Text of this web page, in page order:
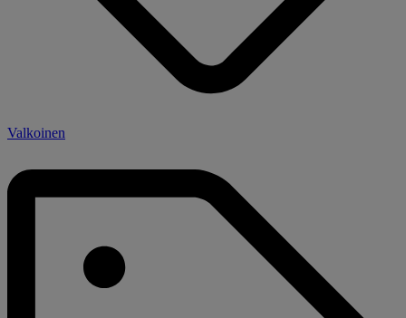
Valkoinen